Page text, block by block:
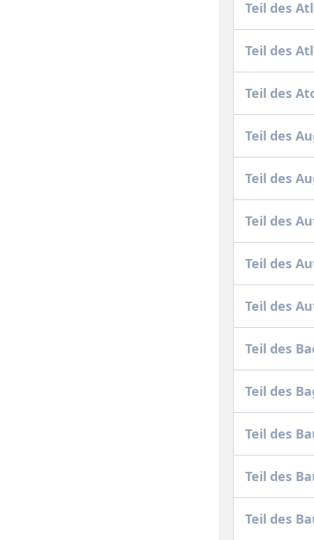
Teil des
Teil des
Teil des
Teil des
Teil des
Teil des
Teil des
Teil des
Teil des
Teil des
Teil des
Teil des
Teil des